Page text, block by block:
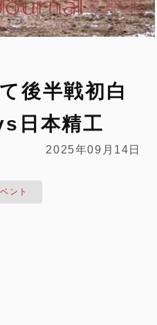
後半戦初白
日本精工
2025年09月14日
ント